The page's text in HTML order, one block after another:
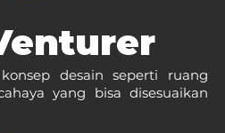
desain seperti ruang
yang bisa disesuaikan